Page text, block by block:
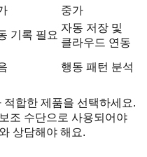
중가
기록 필요
자동 저장 및
클라우드 연동
행동 패턴 분석
합한 제품을 선택하세요.
조 수단으로 사용되어야
상담해야 해요.